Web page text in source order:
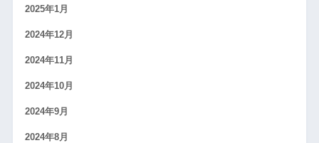
2025年1月
2024年12月
2024年11月
2024年10月
2024年9月
2024年8月